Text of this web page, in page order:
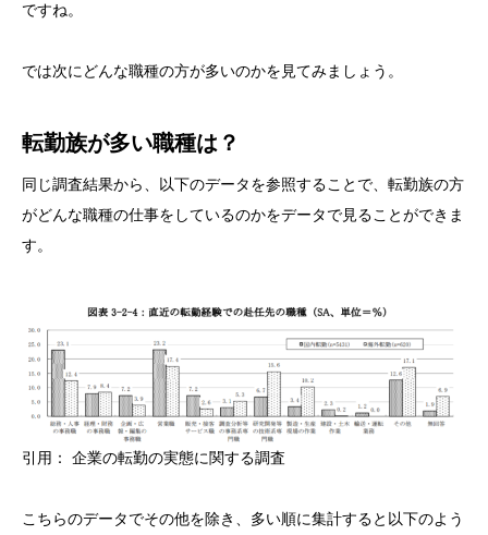
ですね。
では次にどんな職種の方が多いのかを見てみましょう。
転勤族が多い職種は？
同じ調査結果から、以下のデータを参照することで、転勤族の方
がどんな職種の仕事をしているのかをデータで見ることができま
す。
引用： 企業の転勤の実態に関する調査
こちらのデータでその他を除き、多い順に集計すると以下のよう